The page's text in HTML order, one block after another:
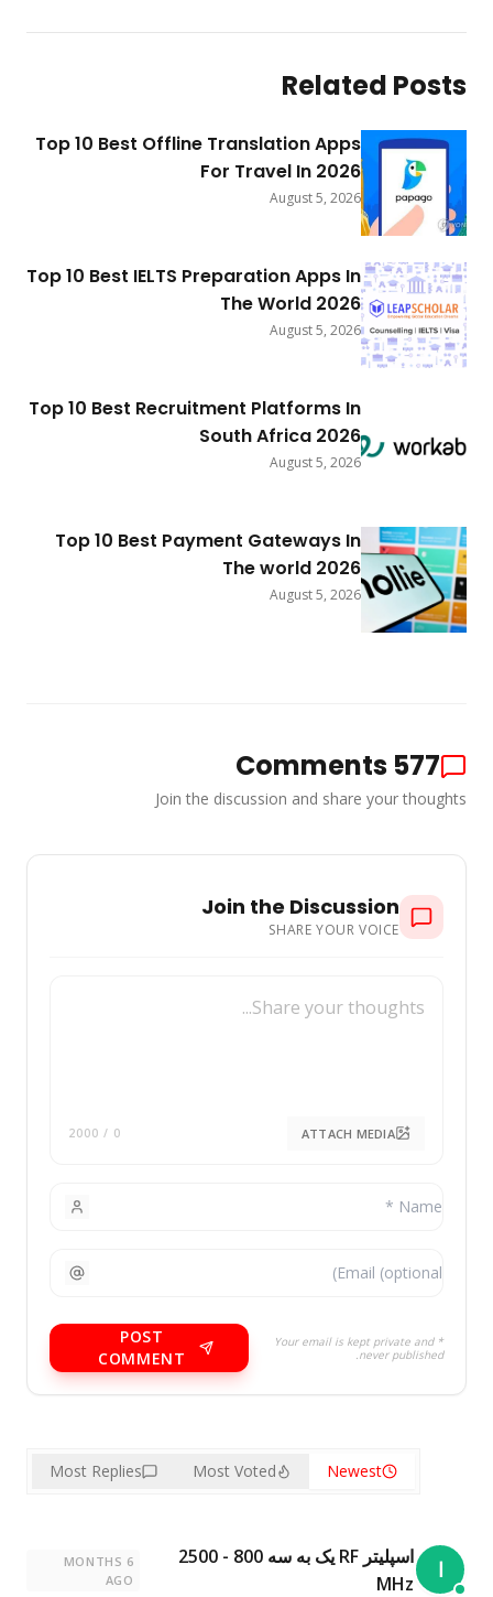
Related Posts
Top 10 Best Offline Translation Apps
For Travel In 2026
August 5, 2026
Top 10 Best IELTS Preparation Apps In
The World 2026
August 5, 2026
Top 10 Best Recruitment Platforms In
South Africa 2026
August 5, 2026
Top 10 Best Payment Gateways In
The world 2026
August 5, 2026
577
Comments
Join the discussion and share your thoughts
Join the Discussion
SHARE YOUR VOICE
ATTACH MEDIA
0
/ 2000
* Your email is kept private and
never published.
POST
COMMENT
Newest
Most Voted
Most Replies
ا
اسپلیتر RF یک به سه 800 - 2500
MHz
6 MONTHS
AGO